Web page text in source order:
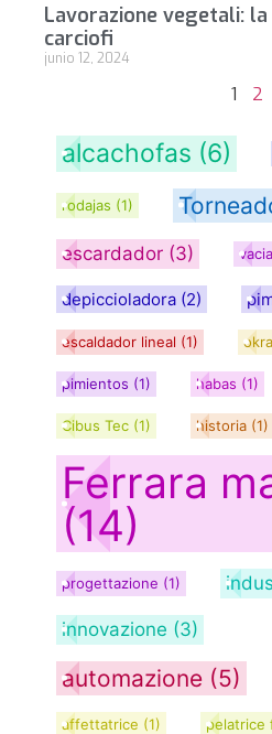
Lavorazione vegetali:
carciofi
junio 12, 2024
1 2
alcachofas (6)
rodajas (1)
escardador (3)
depiccioladora (2)
escaldador lineal (1) okra
pimientos (1) habas (1)
Cibus Tec (1) historia (1)
Ferrara
(14)
progettazione (1)
innovazione (3)
automazione (5)
affettatrice (1) pelatrice